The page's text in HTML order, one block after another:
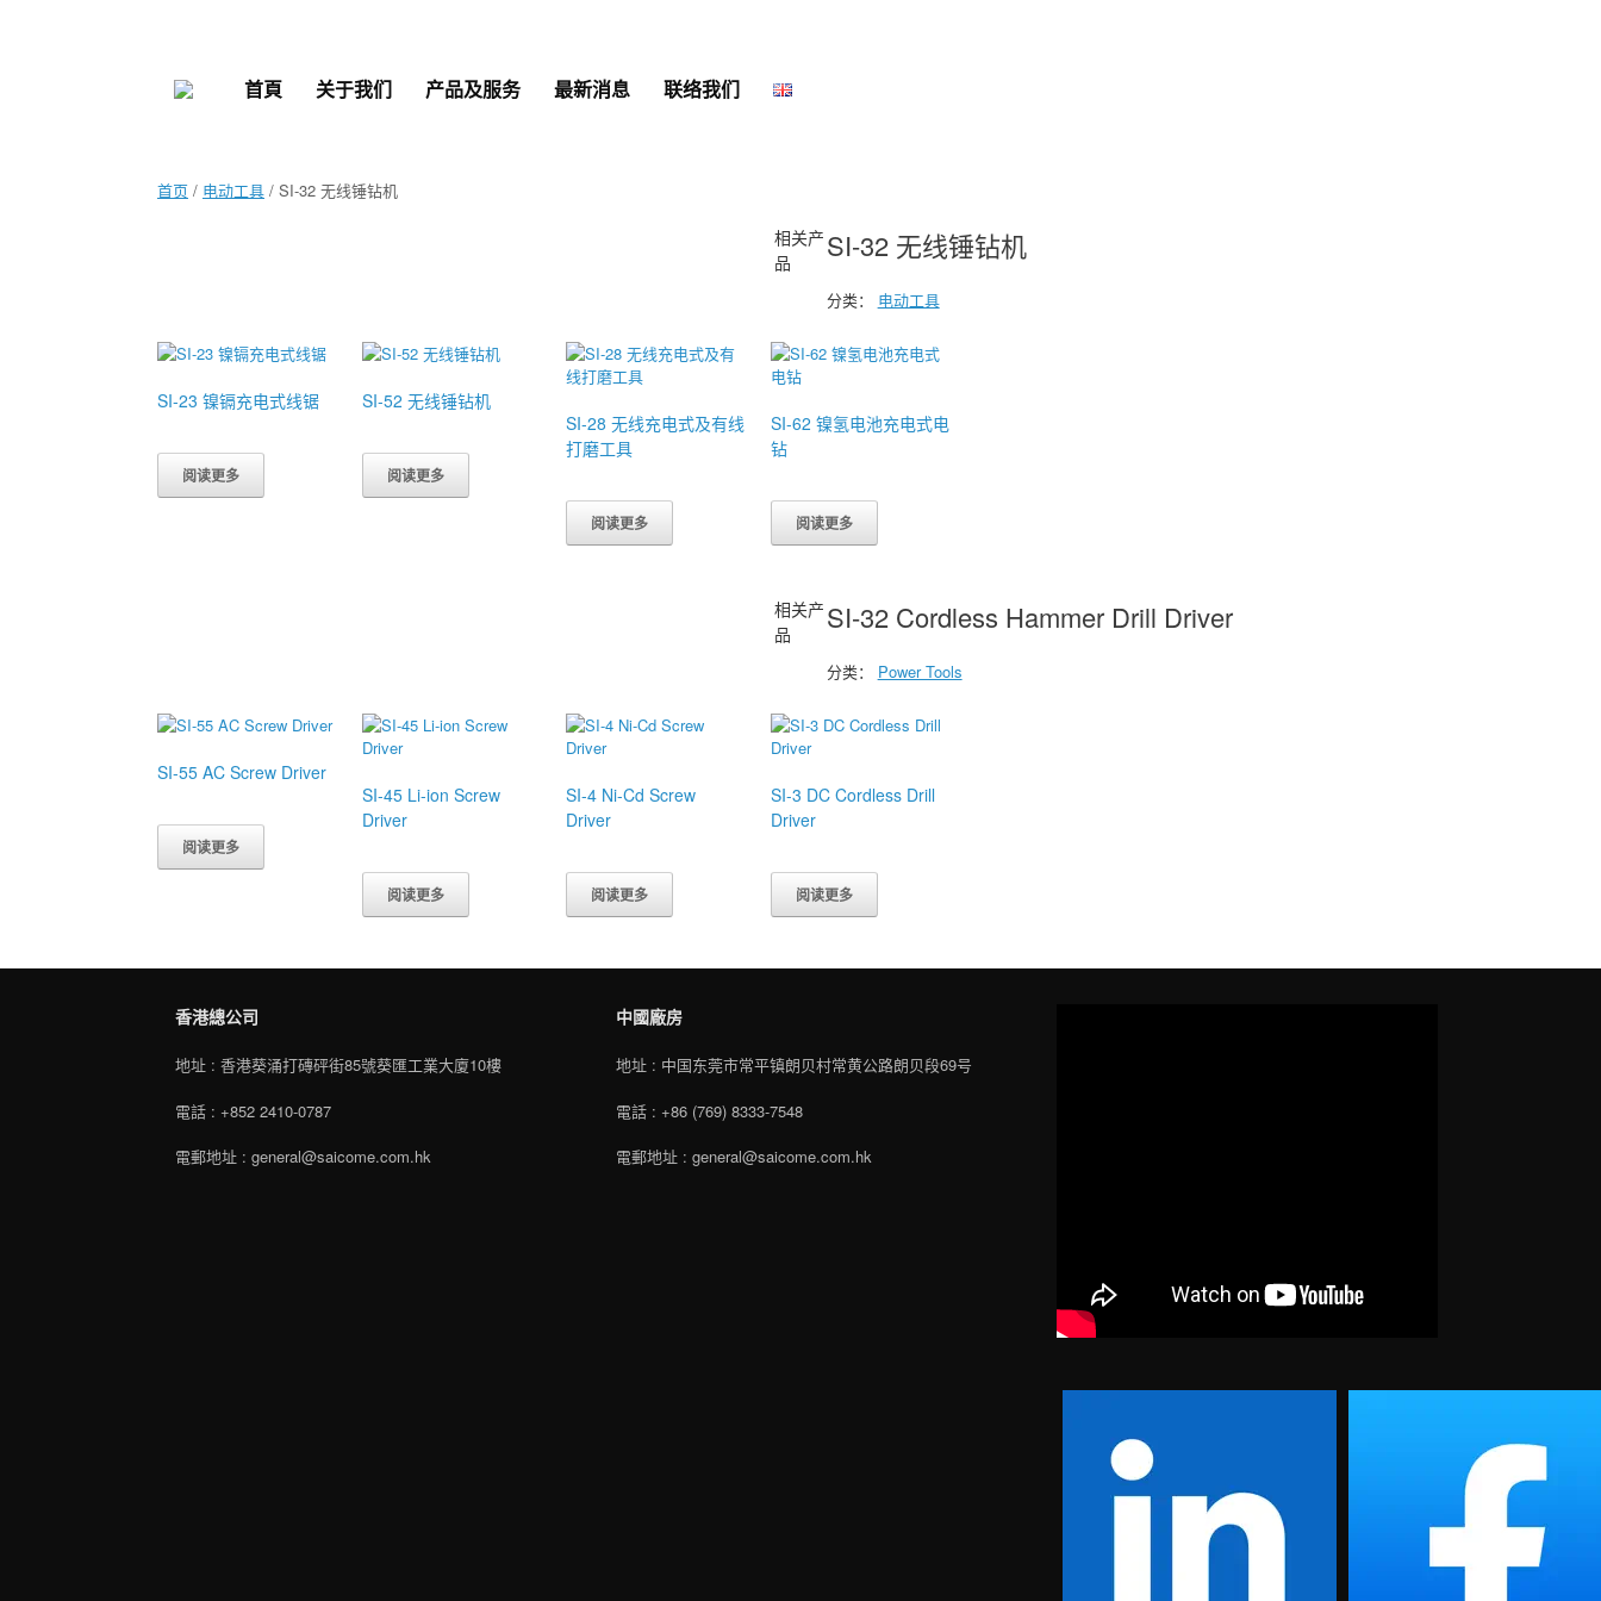
首頁 关于我们 产品及服务 最新消息 联络我们
首页 / 电动工具 / SI-32 无线锤钻机
SI-32 无线锤钻机
分类： 电动工具
相关产
品
SI-23 镍镉充电式线锯
阅读更多
SI-52 无线锤钻机
阅读更多
SI-28 无线充电式及有线
打磨工具
阅读更多
SI-62 镍氢电池充电式电
钻
阅读更多
SI-32 Cordless Hammer Drill Driver
分类： Power Tools
相关产
品
SI-55 AC Screw Driver
阅读更多
SI-45 Li-ion Screw
Driver
阅读更多
SI-4 Ni-Cd Screw
Driver
阅读更多
SI-3 DC Cordless Drill
Driver
阅读更多
香港總公司
地址 : 香港葵涌打磚砰街85號葵匯工業大廈10樓
電話 : +852 2410-0787
電郵地址 : general@saicome.com.hk
中國廠房
地址 : 中国东莞市常平镇朗贝村常黄公路朗贝段69号
電話 : +86 (769) 8333-7548
電郵地址 : general@saicome.com.hk